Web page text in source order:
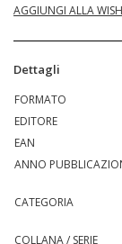
AGGIUNGI ALLA
Dettagli
FORMATO
EDITORE
EAN
ANNO
CATEGORIA
COLLANA / SERIE